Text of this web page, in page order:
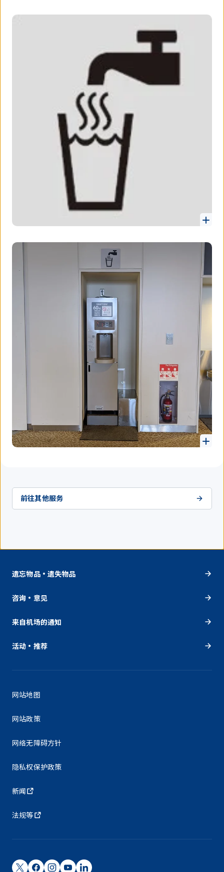
前往其他服务
遗忘物品・遗失物品
咨询・意见
来自机场的通知
活动・推荐
网站地图
网站政策
网络无障碍方针
隐私权保护政策
新闻
法规等